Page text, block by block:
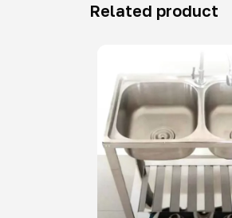
Related product